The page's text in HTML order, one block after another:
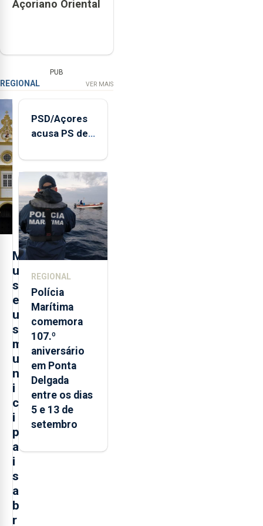
Açoriano Oriental
PUB
REGIONAL VER MAIS
M
u
s
e
u
s
m
u
n
i
c
i
p
a
i
s
a
b
r
PSD/Açores
acusa PS de
contraditória"
sobre
evolução
turística
REGIONAL
Polícia
Marítima
comemora
107.º
aniversário
em Ponta
Delgada
entre os dias
5 e 13 de
setembro